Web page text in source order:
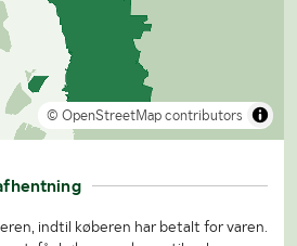
© OpenStreetMap contributors
indtil køberen har betalt for varen.